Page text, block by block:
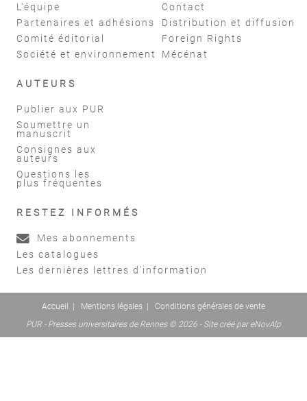
L'équipe
Partenaires et adhésions
Comité éditorial
Société et environnement
Contact
Distribution et diffusion
Foreign Rights
Mécénat
AUTEURS
Publier aux PUR
Soumettre un
manuscrit
Consignes aux
auteurs
Questions les
plus fréquentes
RESTEZ INFORMÉS
Mes abonnements
Les catalogues
Les dernières lettres d'information
Accueil Mentions légales
Conditions générales de vente
PUR - Presses universitaires de Rennes © 2026 - Site créé par eNovAlp